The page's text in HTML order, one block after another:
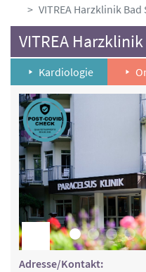
VITREA Harzklinik
VITREA
Kardiologie
Adresse/Kontakt: